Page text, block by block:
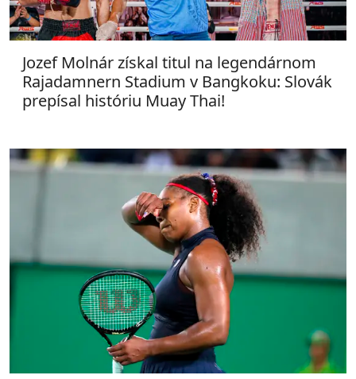
Jozef Molnár získal titul na legendárnom
Rajadamnern Stadium v Bangkoku: Slovák
prepísal históriu Muay Thai!